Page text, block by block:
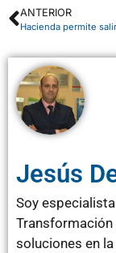
ANTERIOR
Jesús
Soy
Transformación
soluciones en